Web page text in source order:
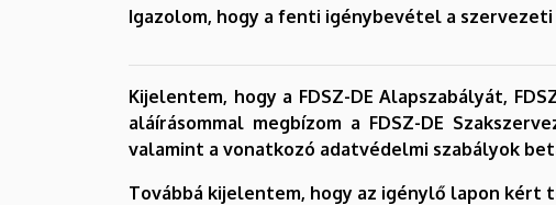
Igazolom, hogy a fenti igénybevétel a
Kijelentem, hogy a FDSZ-DE Alapszabályát,
aláírásommal megbízom a FDSZ-DE
valamint a vonatkozó adatvédelmi szabályok
Továbbá kijelentem, hogy az igénylő lapon kért